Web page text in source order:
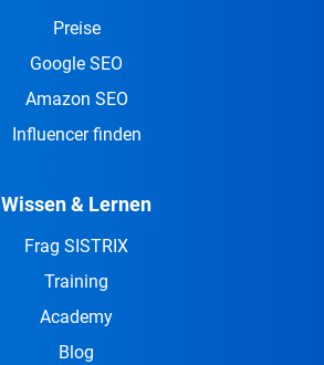
Preise
Google SEO
Amazon SEO
Influencer finden
Wissen & Lernen
Frag SISTRIX
Training
Academy
Blog